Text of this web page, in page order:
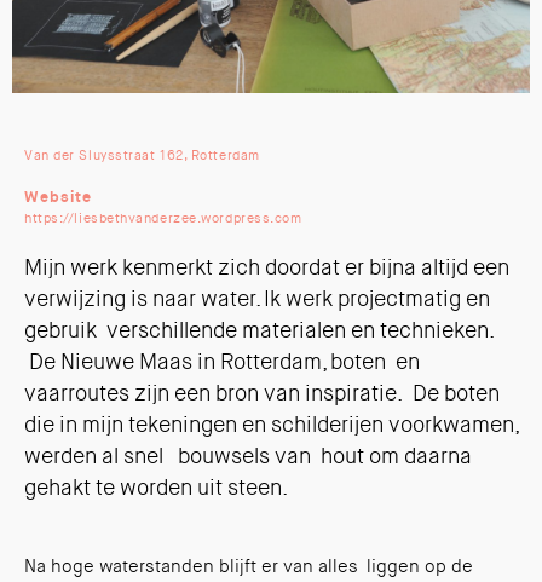
Van der Sluysstraat 162, Rotterdam
Website
https://liesbethvanderzee.wordpress.com
Mijn werk kenmerkt zich doordat er bijna altijd een
verwijzing is naar water. Ik werk projectmatig en
gebruik verschillende materialen en technieken.
De Nieuwe Maas in Rotterdam, boten en
vaarroutes zijn een bron van inspiratie. De boten
die in mijn tekeningen en schilderijen voorkwamen,
werden al snel bouwsels van hout om daarna
gehakt te worden uit steen.
Na hoge waterstanden blijft er van alles liggen op de